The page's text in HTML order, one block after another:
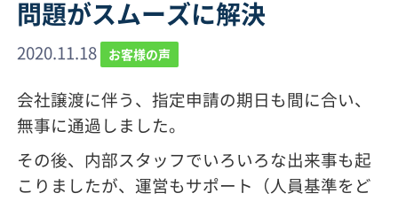
問題がスムーズに解決
2020.11.18 お客様の声
会社譲渡に伴う、指定申請の期日も間に合い、
無事に通過しました。
その後、内部スタッフでいろいろな出来事も起
こりましたが、運営もサポート（人員基準をど